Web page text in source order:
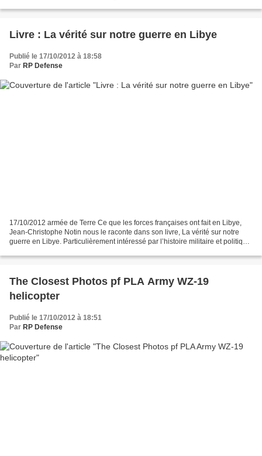
Livre : La vérité sur notre guerre en Libye
Publié le 17/10/2012 à 18:58
Par RP Defense
17/10/2012 armée de Terre Ce que les forces françaises ont fait en Libye,
Jean-Christophe Notin nous le raconte dans son livre, La vérité sur notre
guerre en Libye. Particulièrement intéressé par l’histoire militaire et politique
The Closest Photos pf PLA Army WZ-19
helicopter
Publié le 17/10/2012 à 18:51
Par RP Defense